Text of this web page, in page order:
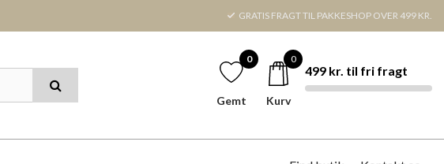
GRATIS FRAGT TIL PAKKESHOP OVER 499 KR.
0
Gemt
0
Kurv
499 kr. til fri fragt